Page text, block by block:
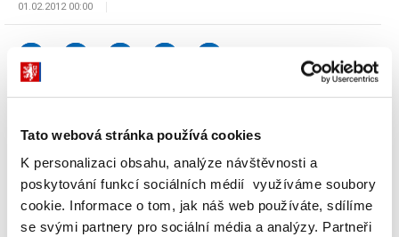
Tato webová stránka používá cookies
K personalizaci obsahu, analýze návštěvnosti a
poskytování funkcí sociálních médií využíváme soubory
cookie. Informace o tom, jak náš web používáte, sdílíme
se svými partnery pro sociální média a analýzy. Partneři
01.02.2012 00:00
pojišťoven na rok 2012
Ministerstvo financí a Ministerstvo zdravotnictví spolupředkládají
vládě zhodnocení zdravotně pojistných plánů na rok 2012 všech
osmi zdravotních pojišťoven. Zdravotně pojistné plány jsou